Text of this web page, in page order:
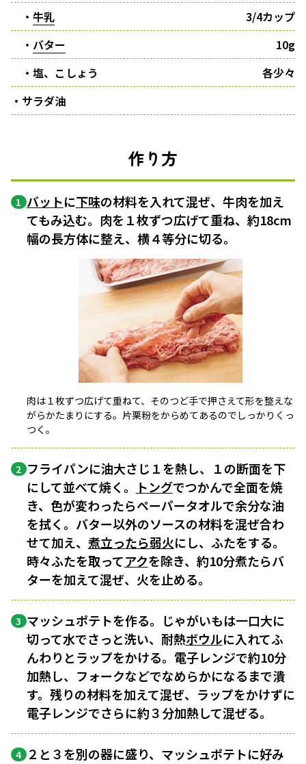
・ 牛乳
3/4カップ
・ バター
10g
・塩、こしょう
各少々
・サラダ油
作り方
1 バットに下味の材料を入れて混ぜ、牛肉を加え
てもみ込む。肉を１枚ずつ広げて重ね、約18cm
幅の長方体に整え、横４等分に切る。
肉は１枚ずつ広げて重ねて、そのつど手で押さえて形を整えな
がらかたまりにする。片栗粉をからめてあるのでしっかりくっ
つく。
2 フライパンに油大さじ１を熱し、１の断面を下
にして並べて焼く。
トングでつかんで全面を焼
き、色が変わったらペーパータオルで余分な油
を拭く。バター以外のソースの材料を混ぜ合わ
せて加え、 煮立ったら弱火にし、ふたをする。
時々ふたを取ってアクを除き、約10分煮たらバ
ターを加えて混ぜ、火を止める。
3 マッシュポテトを作る。じゃがいもは一口大に
切って水でさっと洗い、耐熱ボウルに入れてふ
んわりとラップをかける。電子レンジで約10分
加熱し、フォークなどでなめらかになるまで潰
す。残りの材料を加えて混ぜ、ラップをかけずに
電子レンジでさらに約３分加熱して混ぜる。
4 ２と３を別の器に盛り、マッシュポテトに好み